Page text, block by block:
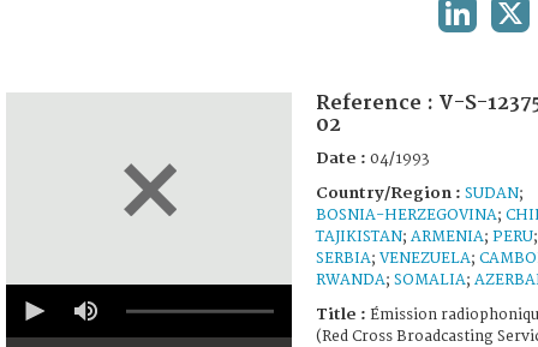
seconds
Reference : V-S-
02
Date : 04/1993
Country/Region : SUDAN;
BOSNIA-HERZEGOVINA;
TAJIKISTAN; ARMENIA; PERU;
SERBIA; VENEZUELA;
RWANDA; SOMALIA;
Title : Émission
(Red Cross Broadcasting